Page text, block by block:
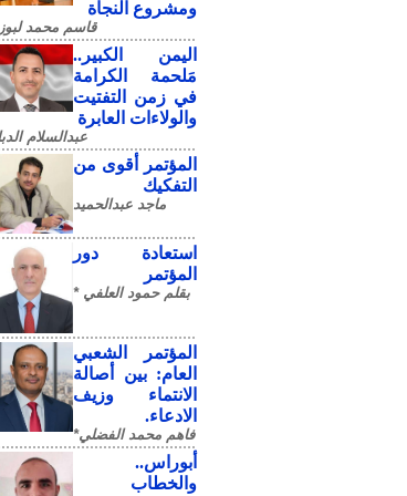
ومشروع النجاة
قاسم محمد
​اليمن الكبير..
مَلحمة الكرامة
في زمن التفتيت
والولاءات العابرة
عبدالسلام
المؤتمر أقوى من
التفكيك
ماجد عبدالحميد
استعادة دور
المؤتمر
بقلم حمود العلفي *
المؤتمر الشعبي
العام: بين أصالة
الانتماء وزيف
الادعاء.
فاهم محمد الفضلي*
أبوراس..
والخطاب